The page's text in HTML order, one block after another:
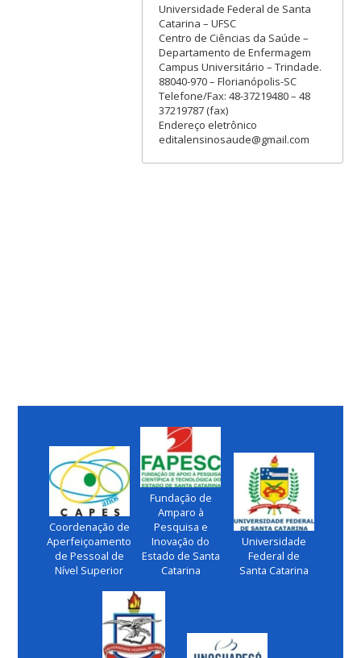
Universidade Federal de Santa
Catarina – UFSC
Centro de Ciências da Saúde –
Departamento de Enfermagem
Campus Universitário – Trindade.
88040-970 – Florianópolis-SC
Telefone/Fax: 48-37219480 – 48
37219787 (fax)
Endereço eletrônico
editalensinosaude@gmail.com
Coordenação de
Aperfeiçoamento
de Pessoal de
Nível Superior
Fundação de
Amparo à
Pesquisa e
Inovação do
Estado de Santa
Catarina
Universidade
Federal de
Santa Catarina